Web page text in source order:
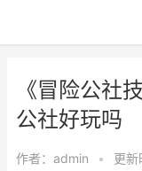
《冒险公社
公社好玩吗
作者： admin • 更